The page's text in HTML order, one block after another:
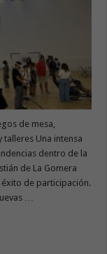
de mesa,
talleres Una intensa
dentro de la
de La Gomera
de participación.
…